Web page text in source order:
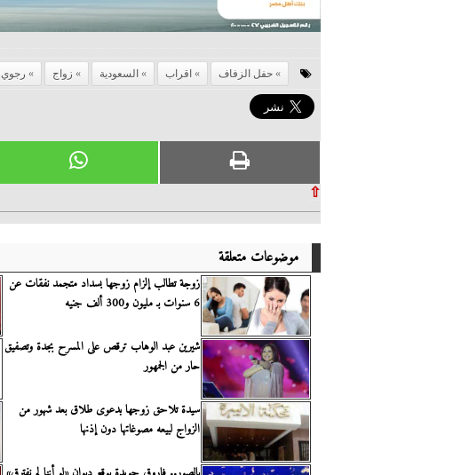
حفل الزفاف اقراب السعودية زواج رجوي
⇧
موضوعات متعلقة
زوجة تطالب إلزام زوجها بسداد متجمد نفقات عن
6 سنوات بـ مليون و300 ألف جنيه
شيرين عبد الوهاب ترقص على المسرح بجدة وتصفيق
حار من الجمهور
سيدة تلاحق زوجها بدعوى طلاق بعد شهور من
الزواج لبيعه مصوغاتها دون إذنها